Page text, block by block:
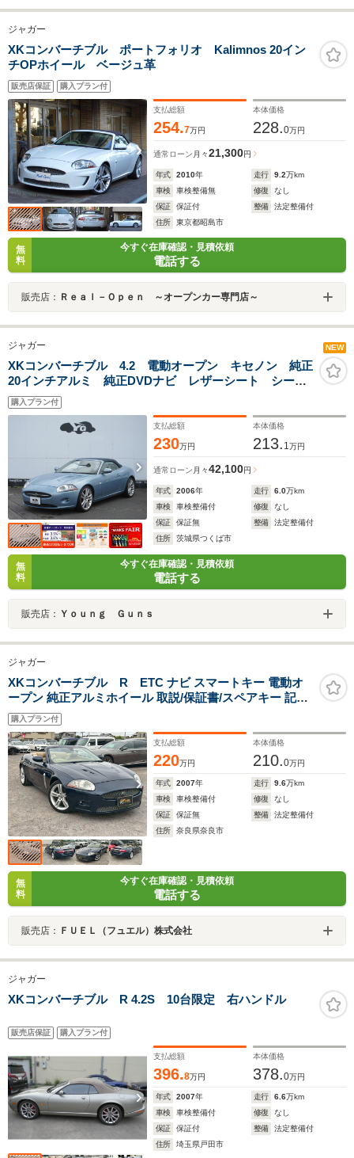
ジャガー
XKコンバーチブル ポートフォリオ Kalimnos 20イン
チOPホイール ベージュ革
販売店保証 購入プラン付
支払総額
254.7万円
本体価格
228.0万円
通常ローン 月々21,300円
年式 2010年 走行 9.2万km
車検
車検整備無 修復
なし
保証
保証付 整備
法定整備付
住所
東京都昭島市
無
料
今すぐ在庫確認・見積依頼
電話する
販売店： Ｒｅａｌ－Ｏｐｅｎ ～オープンカー専門店～
ジャガー NEW
XKコンバーチブル 4.2 電動オープン キセノン 純正
20インチアルミ 純正DVDナビ レザーシート シート
ヒーター パワーシート 電動パーキング クルーズコ
ントロール プッシュスタート ETC
購入プラン付
支払総額
230万円
本体価格
213. 1万円
通常ローン 月々42,100円
年式 2006年 走行 6.0万km
車検
車検整備付 修復
なし
保証
保証無 整備
法定整備付
住所
茨城県つくば市
無
料
今すぐ在庫確認・見積依頼
電話する
販売店： Ｙｏｕｎｇ Ｇｕｎｓ
ジャガー
XKコンバーチブル R ETC ナビ スマートキー 電動オ
ープン 純正アルミホイール 取説/保証書/スペアキー 記録
簿付 修復歴なし
購入プラン付
支払総額
220万円
本体価格
210.0万円
年式 2007年 走行 9.6万km
車検
車検整備付 修復
なし
保証
保証無 整備
法定整備付
住所
奈良県奈良市
無
料
今すぐ在庫確認・見積依頼
電話する
販売店： ＦＵＥＬ（フュエル）株式会社
ジャガー
XKコンバーチブル R 4.2S 10台限定 右ハンドル
販売店保証 購入プラン付
支払総額
396.8万円
本体価格
378.0万円
年式 2007年 走行 6.6万km
車検
車検整備付 修復
なし
保証
保証付 整備
法定整備付
住所
埼玉県戸田市